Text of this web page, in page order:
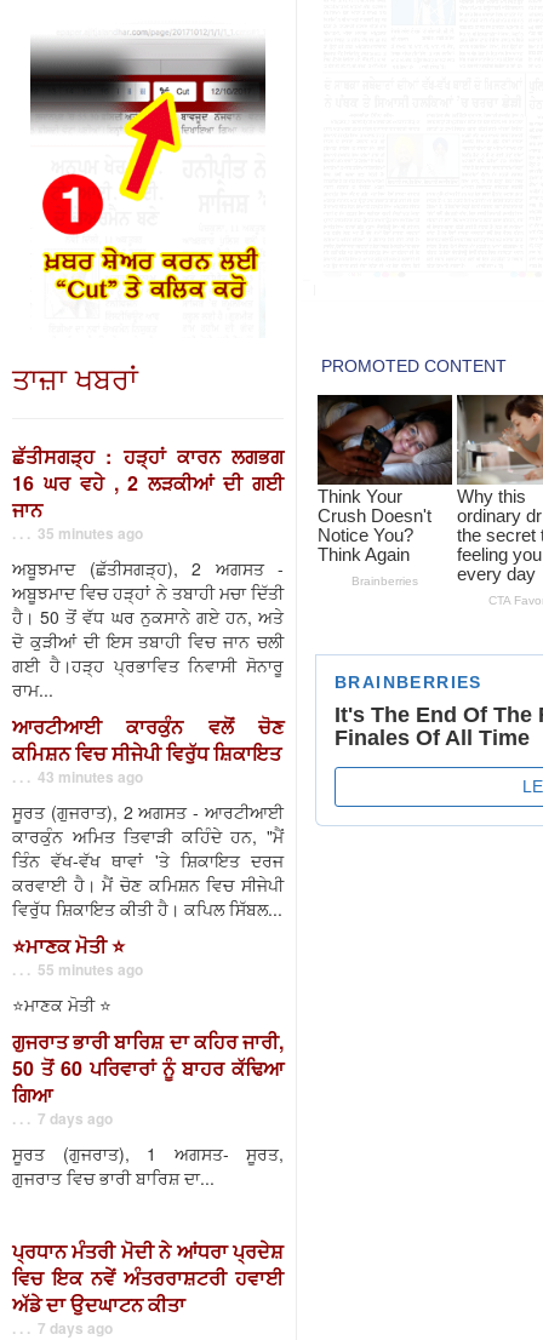
ਤਾਜ਼ਾ ਖਬਰਾਂ
ਛੱਤੀਸਗੜ੍ਹ : ਹੜ੍ਹਾਂ ਕਾਰਨ ਲਗਭਗ
16 ਘਰ ਵਹੇ , 2 ਲੜਕੀਆਂ ਦੀ ਗਈ
ਜਾਨ
. . . 35 minutes ago
ਅਬੂਝਮਾਦ (ਛੱਤੀਸਗੜ੍ਹ), 2 ਅਗਸਤ -
ਅਬੂਝਮਾਦ ਵਿਚ ਹੜ੍ਹਾਂ ਨੇ ਤਬਾਹੀ ਮਚਾ ਦਿੱਤੀ
ਹੈ। 50 ਤੋਂ ਵੱਧ ਘਰ ਨੁਕਸਾਨੇ ਗਏ ਹਨ, ਅਤੇ
ਦੋ ਕੁੜੀਆਂ ਦੀ ਇਸ ਤਬਾਹੀ ਵਿਚ ਜਾਨ ਚਲੀ
ਗਈ ਹੈ।ਹੜ੍ਹ ਪ੍ਰਭਾਵਿਤ ਨਿਵਾਸੀ ਸੋਨਾਰੂ
ਰਾਮ...
ਆਰਟੀਆਈ ਕਾਰਕੁੰਨ ਵਲੋਂ ਚੋਣ
ਕਮਿਸ਼ਨ ਵਿਚ ਸੀਜੇਪੀ ਵਿਰੁੱਧ ਸ਼ਿਕਾਇਤ
. . . 43 minutes ago
ਸੂਰਤ (ਗੁਜਰਾਤ), 2 ਅਗਸਤ - ਆਰਟੀਆਈ
ਕਾਰਕੁੰਨ ਅਮਿਤ ਤਿਵਾੜੀ ਕਹਿੰਦੇ ਹਨ, "ਮੈਂ
ਤਿੰਨ ਵੱਖ-ਵੱਖ ਥਾਵਾਂ 'ਤੇ ਸ਼ਿਕਾਇਤ ਦਰਜ
ਕਰਵਾਈ ਹੈ। ਮੈਂ ਚੋਣ ਕਮਿਸ਼ਨ ਵਿਚ ਸੀਜੇਪੀ
ਵਿਰੁੱਧ ਸ਼ਿਕਾਇਤ ਕੀਤੀ ਹੈ। ਕਪਿਲ ਸਿੱਬਲ...
⭐️ਮਾਣਕ ਮੋਤੀ ⭐️
. . . 55 minutes ago
⭐️ਮਾਣਕ ਮੋਤੀ ⭐️
ਗੁਜਰਾਤ ਭਾਰੀ ਬਾਰਿਸ਼ ਦਾ ਕਹਿਰ ਜਾਰੀ,
50 ਤੋਂ 60 ਪਰਿਵਾਰਾਂ ਨੂੰ ਬਾਹਰ ਕੱਢਿਆ
ਗਿਆ
. . . 7 days ago
ਸੂਰਤ (ਗੁਜਰਾਤ), 1 ਅਗਸਤ- ਸੂਰਤ,
ਗੁਜਰਾਤ ਵਿਚ ਭਾਰੀ ਬਾਰਿਸ਼ ਦਾ...
ਪ੍ਰਧਾਨ ਮੰਤਰੀ ਮੋਦੀ ਨੇ ਆਂਧਰਾ ਪ੍ਰਦੇਸ਼
ਵਿਚ ਇਕ ਨਵੇਂ ਅੰਤਰਰਾਸ਼ਟਰੀ ਹਵਾਈ
ਅੱਡੇ ਦਾ ਉਦਘਾਟਨ ਕੀਤਾ
. . . 7 days ago